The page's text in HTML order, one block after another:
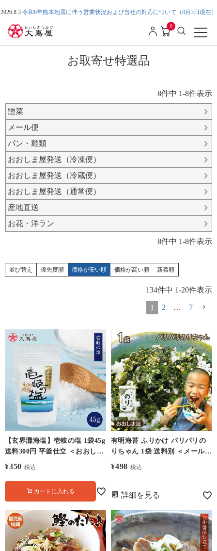
2026.8.3 令和8年熊本地震に伴う営業状況および当社の対応について（8月3日現在）
0
お取寄せ特選品
8件中 1-8件表示
惣菜
メール便
パン・麺類
おおしま屋発送（冷凍便）
おおしま屋発送（冷蔵便）
おおしま屋発送（通常便）
産地直送
お花・洋ラン
8件中 1-8件表示
並び替え 優先度順 価格が安い順 価格が高い順 新着順
134件中 1-20件表示
1 2 … 7
【玄界灘海塩】壱岐の塩 1袋45g
送料300円 平釜仕立 ＜おおしま
屋発送の宅配便商品へ同梱可能
¥350 税込
カートに入れる
有明海苔 ふりかけ パリパリの
りちゃん 1袋 送料別 ＜メール便
対応・宅配便の場合はおおしま
屋（おおしまや）
¥498 税込
詳細を見る